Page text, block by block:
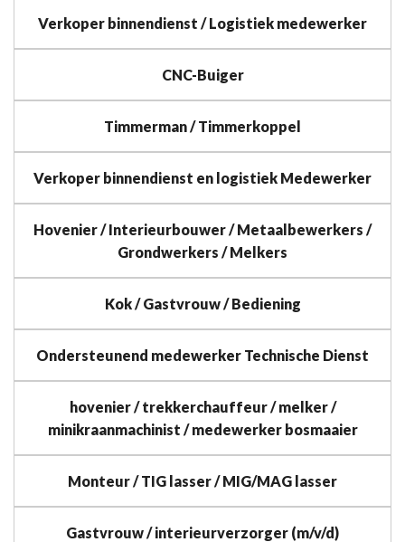
Verkoper binnendienst / Logistiek medewerker
CNC-Buiger
Timmerman / Timmerkoppel
Verkoper binnendienst en logistiek Medewerker
Hovenier / Interieurbouwer / Metaalbewerkers /
Grondwerkers / Melkers
Kok / Gastvrouw / Bediening
Ondersteunend medewerker Technische Dienst
hovenier / trekkerchauffeur / melker /
minikraanmachinist / medewerker bosmaaier
Monteur / TIG lasser / MIG/MAG lasser
Gastvrouw / interieurverzorger (m/v/d)